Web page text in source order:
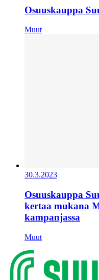
Osuuskauppa
Muut
30.3.2023
Osuuskauppa
kertaa mukana
kampanjassa
Muut